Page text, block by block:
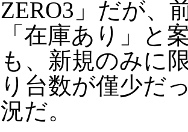
ZERO3」だが、
「在庫あり」と
も、新規のみに
り台数が僅少だ
況だ。